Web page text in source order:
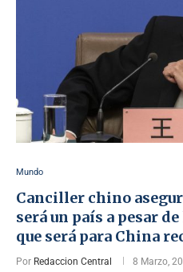
Mundo
Canciller chino
será un país a pesar
que será para China
Por Redaccion Central 8 Marzo,